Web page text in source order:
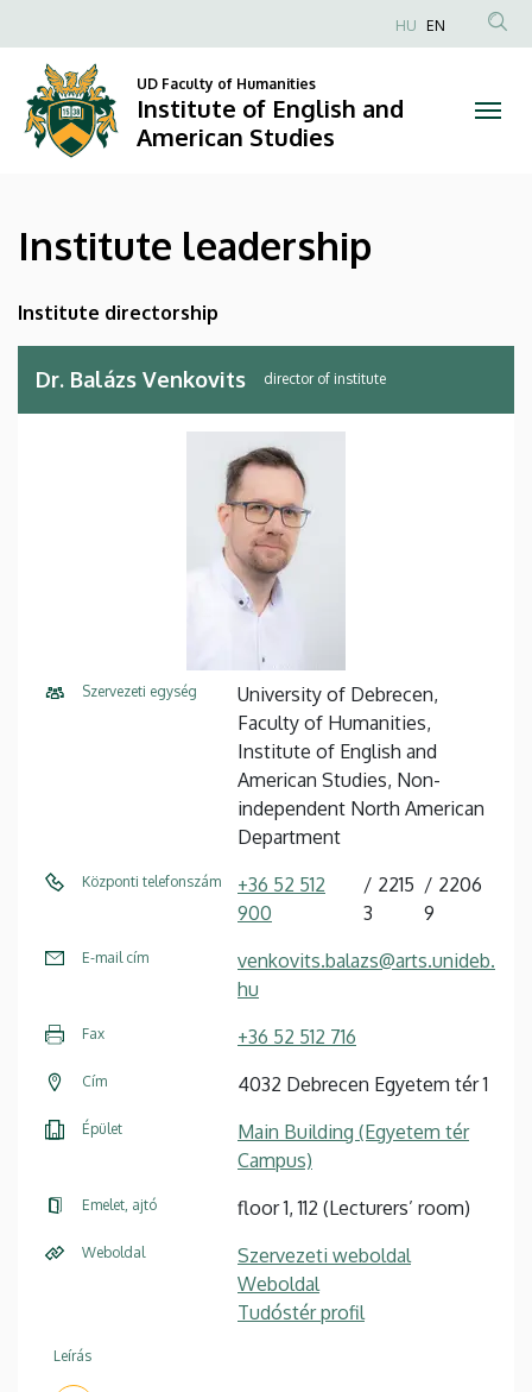
leadership
Institute
English
and
American
Studies
to
content
Anonim
fiók
HU EN
UD Faculty of Humanities
Institute of English and
American Studies
Institute leadership
Institute directorship
Dr. Balázs Venkovits director of institute
Szervezeti egység
University of Debrecen,
Faculty of Humanities,
Institute of English and
American Studies, Non-
independent North American
Department
Központi telefonszám
+36 52 512
900
2215
3
2206
9
E-mail cím
venkovits.balazs@arts.unideb.
hu
Fax +36 52 512 716
Cím 4032 Debrecen Egyetem tér 1
Épület
Main Building (Egyetem tér
Campus)
Emelet, ajtó floor 1, 112 (Lecturers’ room)
Weboldal
Szervezeti weboldal
Weboldal
Tudóstér profil
Leírás